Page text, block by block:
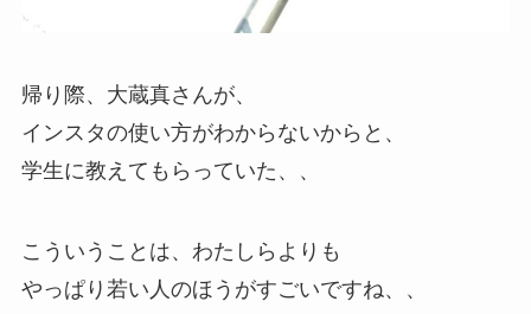
帰り際、大蔵真さんが、
インスタの使い方がわからないからと、
学生に教えてもらっていた、、
こういうことは、わたしらよりも
やっぱり若い人のほうがすごいですね、、